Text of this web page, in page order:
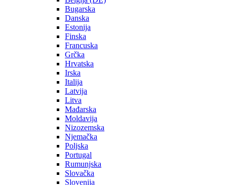
Bugarska
Danska
Estonija
Finska
Francuska
Grčka
Hrvatska
Irska
Italija
Latvija
Litva
Mađarska
Moldavija
Nizozemska
Njemačka
Poljska
Portugal
Rumunjska
Slovačka
Slovenija